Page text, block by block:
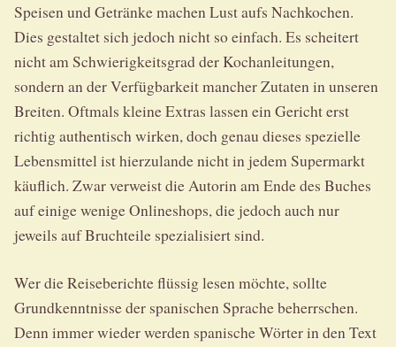
Speisen und Getränke machen Lust aufs Nachkochen.
Dies gestaltet sich jedoch nicht so einfach. Es scheitert
nicht am Schwierigkeitsgrad der Kochanleitungen,
sondern an der Verfügbarkeit mancher Zutaten in unseren
Breiten. Oftmals kleine Extras lassen ein Gericht erst
richtig authentisch wirken, doch genau dieses spezielle
Lebensmittel ist hierzulande nicht in jedem Supermarkt
käuflich. Zwar verweist die Autorin am Ende des Buches
auf einige wenige Onlineshops, die jedoch auch nur
jeweils auf Bruchteile spezialisiert sind.
Wer die Reiseberichte flüssig lesen möchte, sollte
Grundkenntnisse der spanischen Sprache beherrschen.
Denn immer wieder werden spanische Wörter in den Text